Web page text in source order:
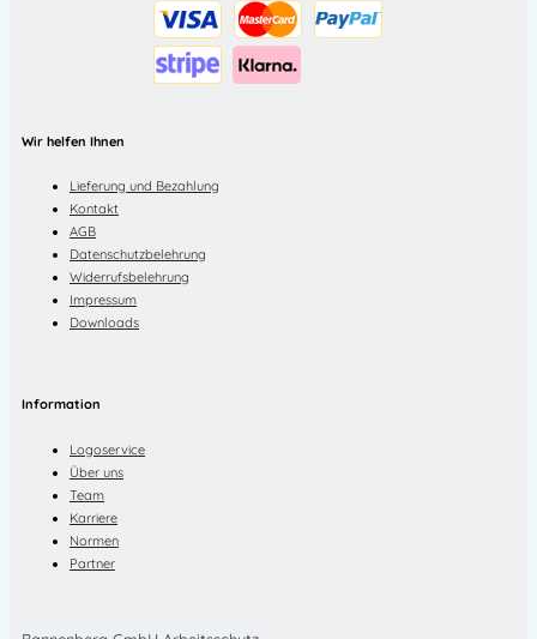
Wir helfen Ihnen
Lieferung und Bezahlung
Kontakt
AGB
Datenschutzbelehrung
Widerrufsbelehrung
Impressum
Downloads
Information
Logoservice
Über uns
Team
Karriere
Normen
Partner